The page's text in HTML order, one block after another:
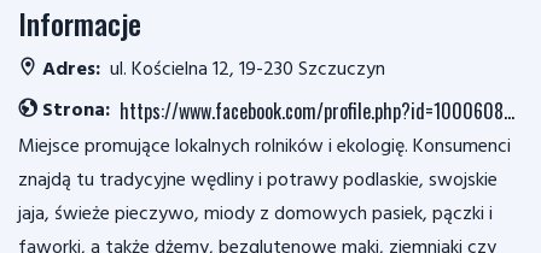
Informacje
Adres: ul. Kościelna 12, 19-230 Szczuczyn
Strona:
https://www.facebook.com/profile.php?id=100060847411642
Miejsce promujące lokalnych rolników i ekologię. Konsumenci
znajdą tu tradycyjne wędliny i potrawy podlaskie, swojskie
jaja, świeże pieczywo, miody z domowych pasiek, pączki i